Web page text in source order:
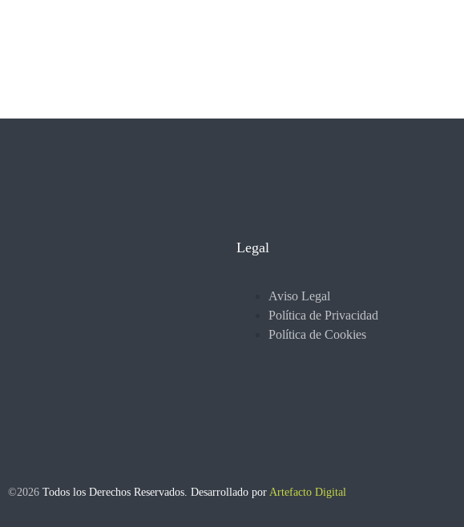
Legal
Aviso Legal
Política de Privacidad
Política de Cookies
©2026 Todos los Derechos Reservados. Desarrollado por Artefacto Digital